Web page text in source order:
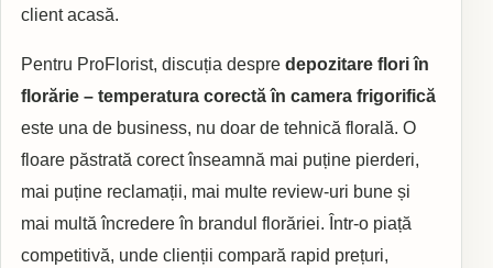
client acasă.
Pentru ProFlorist, discuția despre depozitare flori în
florărie – temperatura corectă în camera frigorifică
este una de business, nu doar de tehnică florală. O
floare păstrată corect înseamnă mai puține pierderi,
mai puține reclamații, mai multe review-uri bune și
mai multă încredere în brandul florăriei. Într-o piață
competitivă, unde clienții compară rapid prețuri,